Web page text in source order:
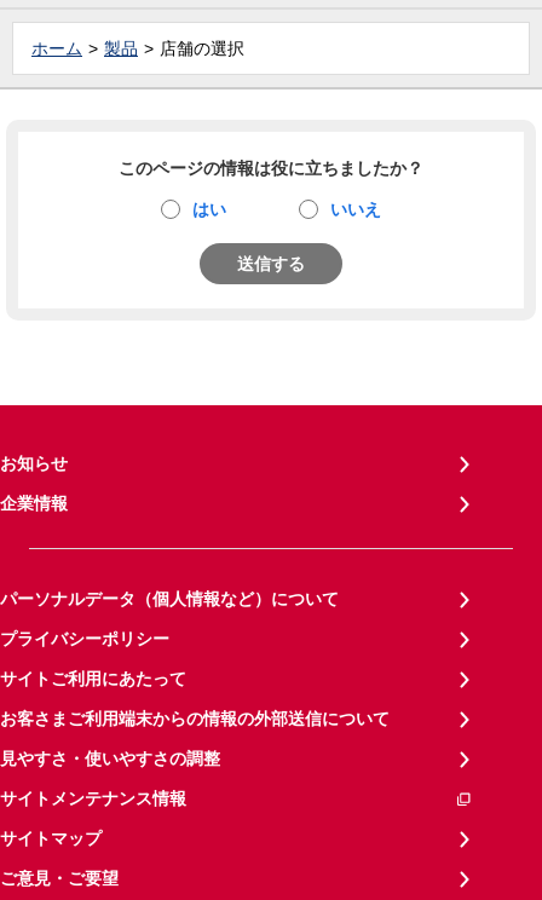
ホーム 製品 店舗の選択
このページの情報は役に立ちましたか？
はい いいえ
送信する
お知らせ
企業情報
パーソナルデータ（個人情報など）について
プライバシーポリシー
サイトご利用にあたって
お客さまご利用端末からの情報の外部送信について
見やすさ・使いやすさの調整
サイトメンテナンス情報
サイトマップ
ご意見・ご要望